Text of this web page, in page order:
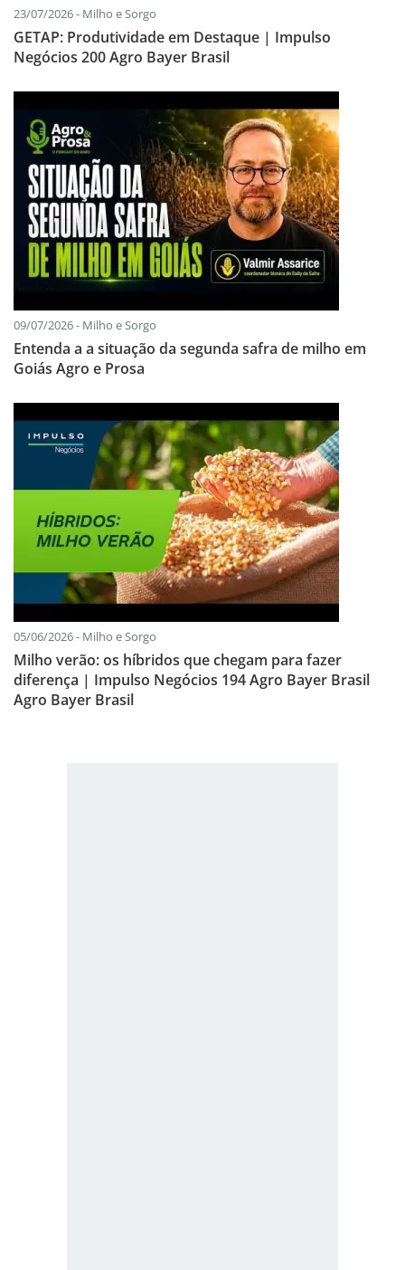
23/07/2026 - Milho e Sorgo
GETAP: Produtividade em Destaque | Impulso
Negócios 200 Agro Bayer Brasil
09/07/2026 - Milho e Sorgo
Entenda a a situação da segunda safra de milho em
Goiás Agro e Prosa
05/06/2026 - Milho e Sorgo
Milho verão: os híbridos que chegam para fazer
diferença | Impulso Negócios 194 Agro Bayer Brasil
Agro Bayer Brasil